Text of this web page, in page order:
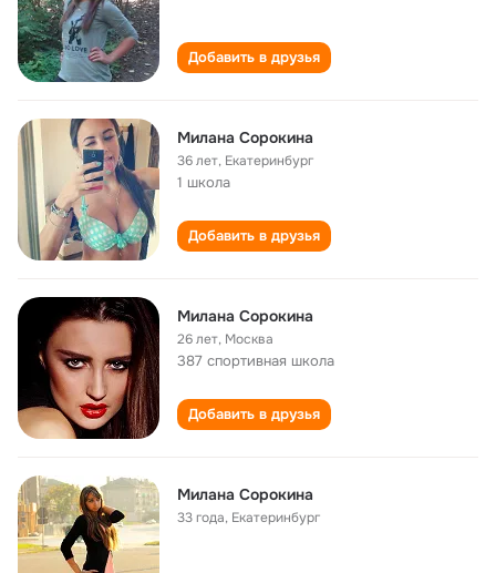
Добавить в друзья
Милана Сорокина
36 лет, Екатеринбург
1 школа
Добавить в друзья
Милана Сорокина
26 лет, Москва
387 спортивная школа
Добавить в друзья
Милана Сорокина
33 года, Екатеринбург